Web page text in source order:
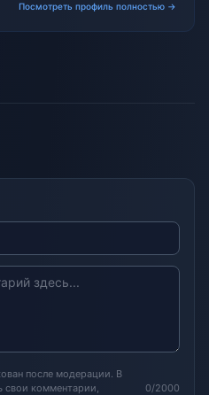
Посмотреть профиль полностью →
после модерации. В
свои комментарии,
0/2000